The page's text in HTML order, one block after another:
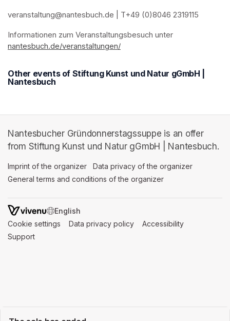
veranstaltung@nantesbuch.de (opens in a new tab)
| T+49 (0)8046 2319115
Informationen zum Veranstaltungsbesuch (opens in a new tab)
(opens in a new tab)
(opens in a new tab)
(opens in a new tab)
nantesbuch.de/veranstaltungen/
Other events of Stiftung Kunst und Natur gGmbH |
Nantesbuch
Nantesbucher Gründonnerstagssuppe is an offer
from Stiftung Kunst und Natur gGmbH | Nantesbuch.
Imprint of the organizer (opens in a new tab)
Data privacy of the organizer
General terms and conditions of the organizer
SWITCH LANGUAGE
Cookie settings (opens in a new tab)
Data privacy policy (opens in a new tab)
Accessibility
Support